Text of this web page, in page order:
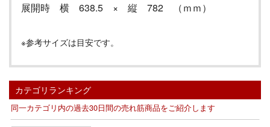
展開時 横 638.5 × 縦 782 （ｍｍ）
※参考サイズは目安です。
カテゴリランキング
同一カテゴリ内の過去30日間の売れ筋商品をご紹介します